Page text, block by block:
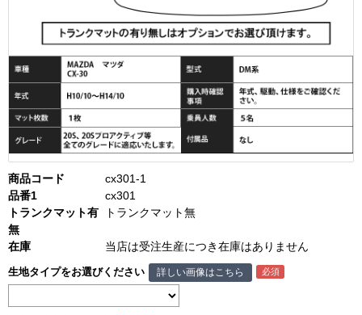
商品コード
cx301-1
品番1
cx301
トランクマット有
無
トランクマット無
在庫 当店は受注生産につき在庫はありません
生地タイプをお選びください 詳しい画像はこちら